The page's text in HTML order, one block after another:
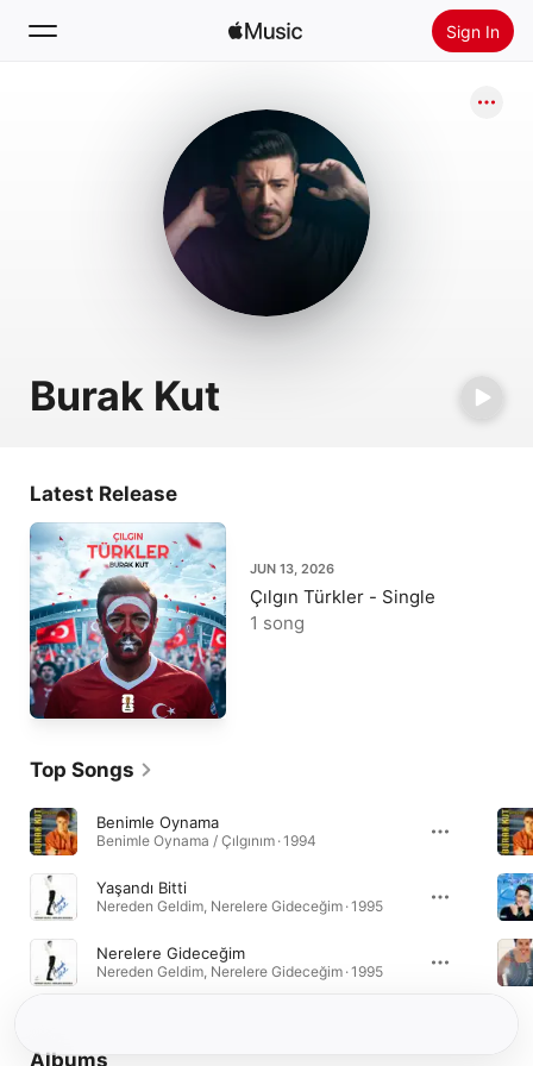
Sign In
Burak Kut
Latest Release
JUN 13, 2026
Çılgın Türkler - Single
1 song
Top Songs
Benimle Oynama
Benimle Oynama / Çılgınım · 1994
Yaşandı Bitti
Nereden Geldim, Nerelere Gideceğim · 1995
Nerelere Gideceğim
Nereden Geldim, Nerelere Gideceğim · 1995
Albums